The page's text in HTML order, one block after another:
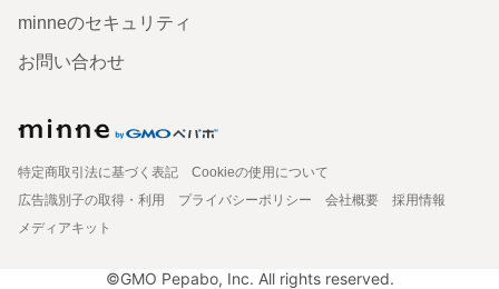
minneのセキュリティ
お問い合わせ
特定商取引法に基づく表記
Cookieの使用について
広告識別子の取得・利用
プライバシーポリシー 会社概要
採用情報
メディアキット
©GMO Pepabo, Inc. All rights reserved.